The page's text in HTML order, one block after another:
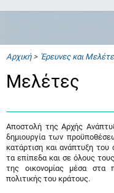
Αρχική> Έρευνες και
Μελέτες
Αποστολή της Αρχής
δημιουργία των
κατάρτιση και ανάπτυξη
τα επίπεδα και σε όλους
της οικονομίας μέσα στα
πολιτικής του κράτους.